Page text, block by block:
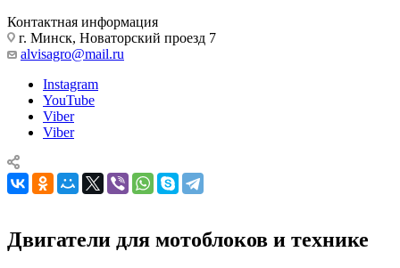
Контактная информация
г. Минск, Новаторский проезд 7
alvisagro@mail.ru
Instagram
YouTube
Viber
Viber
Двигатели для мотоблоков и технике